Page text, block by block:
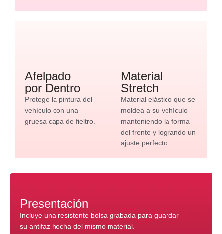
Afelpado
por Dentro
Protege la pintura del
vehículo con una
gruesa capa de fieltro.
Material
Stretch
Material elástico que se
moldea a su vehículo
manteniendo la forma
del frente y logrando un
ajuste perfecto.
Presentación
Incluye una resistente bolsa grabada para guardar
su antifaz hecha del mismo material.